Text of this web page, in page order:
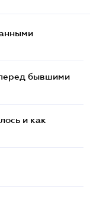
бывшими
и как